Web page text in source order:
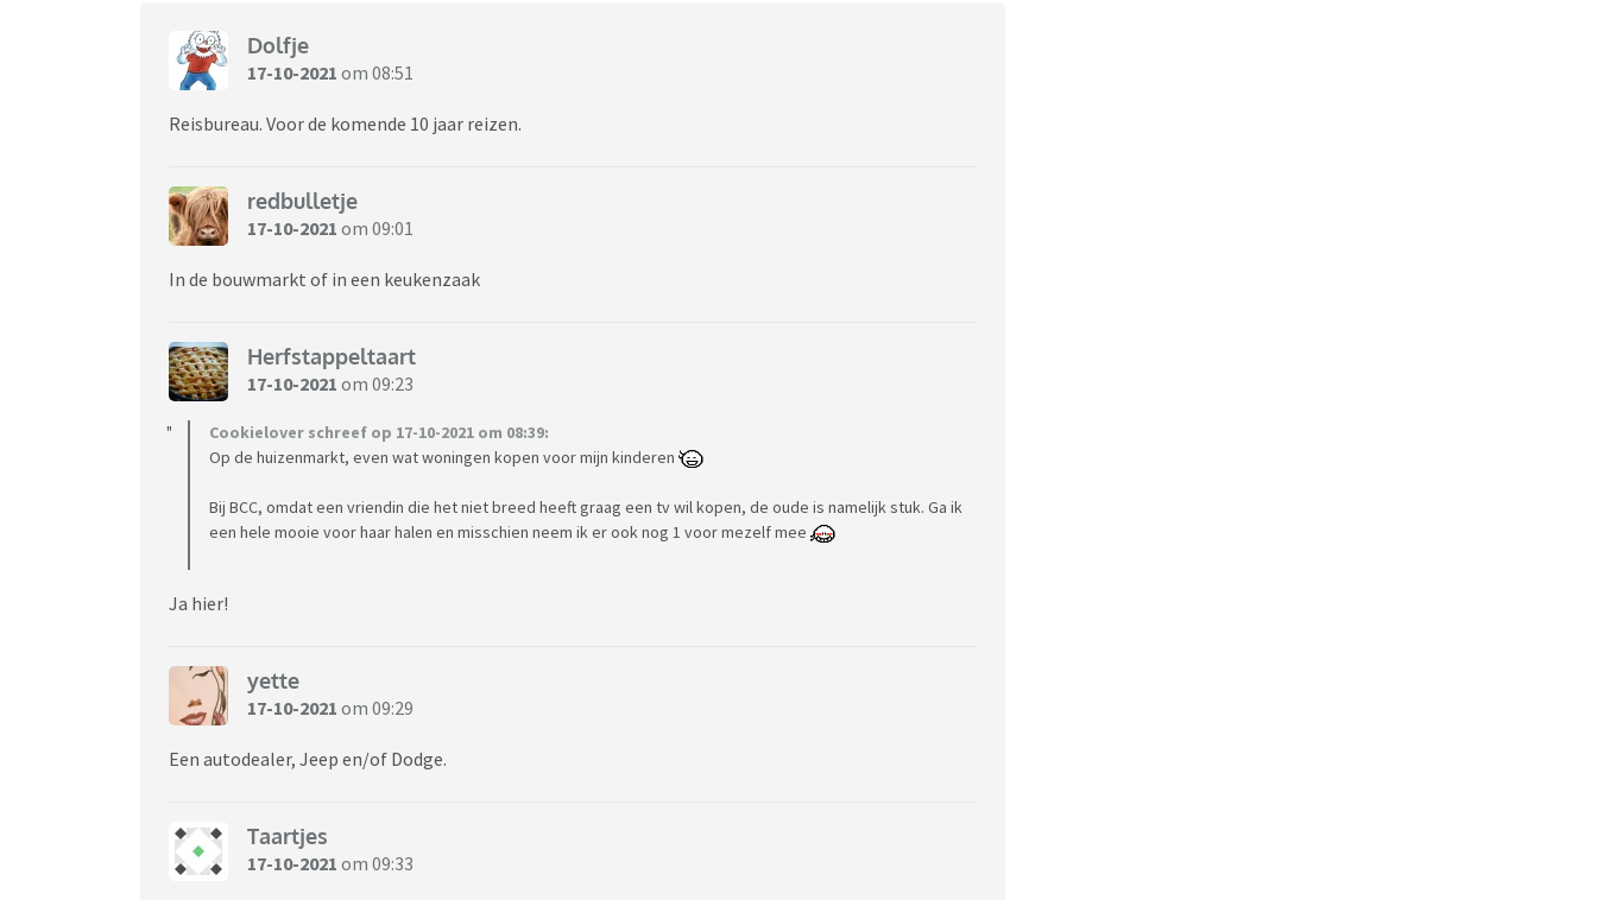
Dolfje
17-10-2021 om 08:51
Reisbureau. Voor de komende 10 jaar reizen.
redbulletje
17-10-2021 om 09:01
In de bouwmarkt of in een keukenzaak
Herfstappeltaart
17-10-2021 om 09:23
Cookielover schreef op 17-10-2021 om 08:39:
Op de huizenmarkt, even wat woningen kopen voor mijn kinderen
Bij BCC, omdat een vriendin die het niet breed heeft graag een tv wil kopen, de oude is namelijk stuk. Ga ik
een hele mooie voor haar halen en misschien neem ik er ook nog 1 voor mezelf mee
Ja hier!
yette
17-10-2021 om 09:29
Een autodealer, Jeep en/of Dodge.
Taartjes
17-10-2021 om 09:33